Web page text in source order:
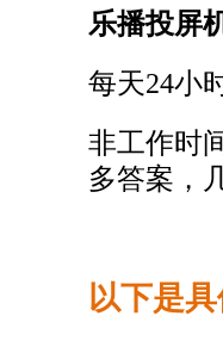
乐播投屏
每天24小
非工作时
多答案，
以下是